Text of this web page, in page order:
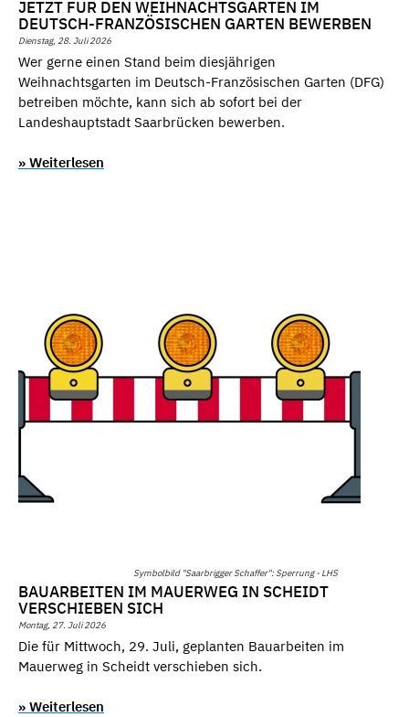
JETZT FÜR DEN WEIHNACHTSGARTEN IM
DEUTSCH-FRANZÖSISCHEN GARTEN BEWERBEN
Dienstag, 28. Juli 2026
Wer gerne einen Stand beim diesjährigen
Weihnachtsgarten im Deutsch-Französischen Garten (DFG)
betreiben möchte, kann sich ab sofort bei der
Landeshauptstadt Saarbrücken bewerben.
» Weiterlesen
Symbolbild "Saarbrigger Schaffer": Sperrung - LHS
BAUARBEITEN IM MAUERWEG IN SCHEIDT
VERSCHIEBEN SICH
Montag, 27. Juli 2026
Die für Mittwoch, 29. Juli, geplanten Bauarbeiten im
Mauerweg in Scheidt verschieben sich.
» Weiterlesen